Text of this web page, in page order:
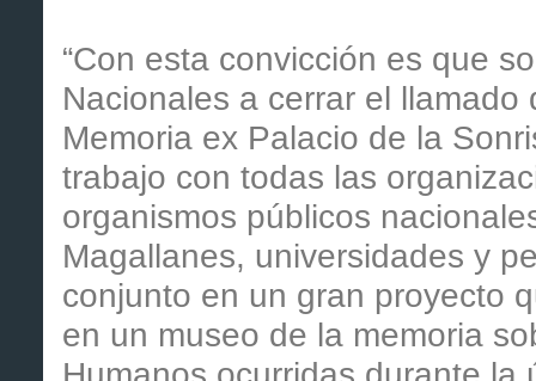
“Con esta convicción es que
Nacionales a cerrar el
Memoria ex Palacio de la
trabajo con todas las
organismos públicos
Magallanes, universidades y
conjunto en un gran proyecto
en un museo de la memoria